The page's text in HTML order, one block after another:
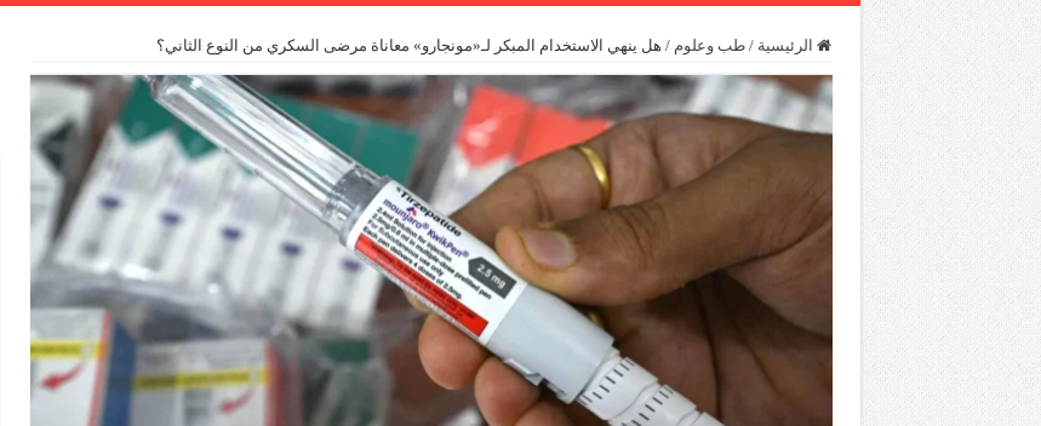
الرئيسية / طب وعلوم / هل ينهي الاستخدام المبكر لـ«مونجارو» معاناة مرضى السكري من النوع الثاني؟